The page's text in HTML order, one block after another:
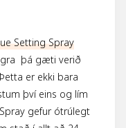
Setting Spray
þá gæti verið
er ekki bara
því eins og lím
gefur ótrúlegt